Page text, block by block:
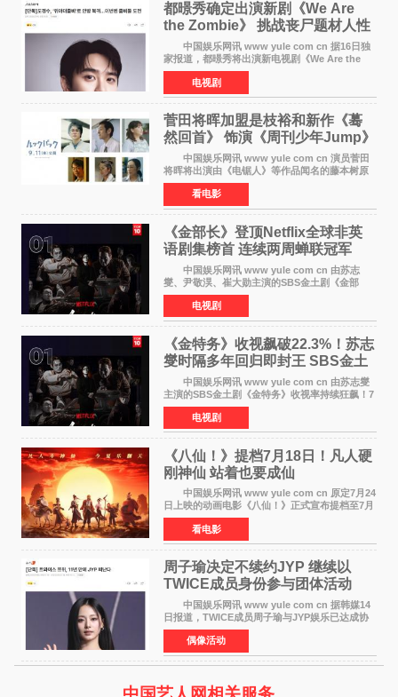
都暻秀确定出演新剧《We Are
the Zombie》 挑战丧尸题材人性
喜剧
中国娱乐网讯 www yule com cn 据16日独
家报道，都暻秀将出演新电视剧《We Are the
Zombie》，在剧中饰演主演金仁钟一角，挑战与
以往丧尸题材截然不同的人性喜剧。 新剧
《We Are t
电视剧
菅田将晖加盟是枝裕和新作《蓦
然回首》 饰演《周刊少年Jump》
编辑
中国娱乐网讯 www yule com cn 演员菅田
将晖将出演由《电锯人》等作品闻名的藤本树原
作漫画改编的电影《蓦然回首》（是枝裕和导
演）。菅田饰演的角色是初中时代两位主人公带
着完成的作品前去
看电影
《金部长》登顶Netflix全球非英
语剧集榜首 连续两周蝉联冠军
中国娱乐网讯 www yule com cn 由苏志
燮、尹敬淏、崔大勋主演的SBS金土剧《金部
长》持续席卷全球，收获海内外观众热烈反
响。 15日，据Netflix官方排行榜网站Tudum
公布的数据，SBS金土剧《
电视剧
《金特务》收视飙破22.3%！苏志
燮时隔多年回归即封王 SBS金土
剧新纪录诞生
中国娱乐网讯 www yule com cn 由苏志燮
主演的SBS金土剧《金特务》收视率持续狂飙！7
月11日播出的第6集全国平均收视率高达22 3%，
瞬间最高更冲上26 4%，不仅再度刷新自身纪
录，更稳坐同时段
电视剧
《八仙！》提档7月18日！凡人硬
刚神仙 站着也要成仙
中国娱乐网讯 www yule com cn 原定7月24
日上映的动画电影《八仙！》正式宣布提档至7月
18日。这部国风动画大片将八仙过海，各显神通
这句刻在国人DNA里的俗语玩出了新花样——影
片讲述凡人
看电影
周子瑜决定不续约JYP 继续以
TWICE成员身份参与团体活动
中国娱乐网讯 www yule com cn 据韩媒14
日报道，TWICE成员周子瑜与JYP娱乐已达成协
议，不再续签个人专属合约，但她将继续参与
TWICE的完整团体活动。 周子瑜于2015年通
过生存节目《SIXTE
偶像活动